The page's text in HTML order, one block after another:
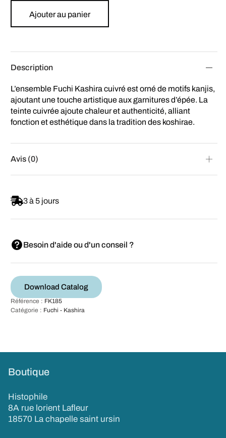
Ajouter au panier
Description
L’ensemble Fuchi Kashira cuivré est orné de motifs kanjis,
ajoutant une touche artistique aux garnitures d’épée. La
teinte cuivrée ajoute chaleur et authenticité, alliant
fonction et esthétique dans la tradition des koshirae.
Avis (0)
3 à 5 jours
Besoin d'aide ou d'un conseil ?
Download Catalog
Référence : FK185
Catégorie : Fuchi - Kashira
Boutique
Histophile
8A rue lorient Lafleur
18570 La chapelle saint ursin